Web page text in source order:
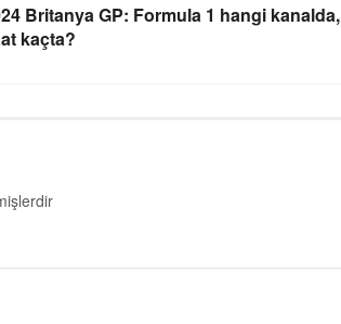
Britanya GP: Formula 1 hangi kanalda,
kaçta?